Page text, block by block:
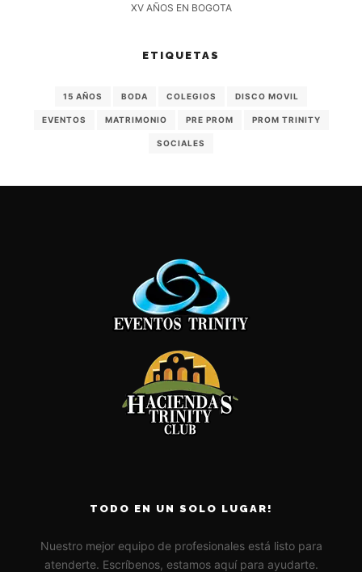
XV AÑOS EN BOGOTA
ETIQUETAS
15 AÑOS BODA COLEGIOS DISCO MOVIL
EVENTOS MATRIMONIO PRE PROM PROM TRINITY
SOCIALES
TODO EN UN SOLO LUGAR!
Nuestro mejor equipo de profesionales está listo para
atenderte. Escríbenos, estamos aquí para ayudarte.